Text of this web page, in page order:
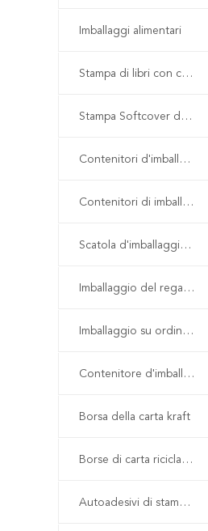
Imballaggi alimentari
Stampa di libri con copertina rigida
Stampa Softcover del libro
Contenitori d'imballaggio di scarpa
Contenitori di imballaggio dell'abbigliamento
Scatola d'imballaggio della parrucca
Imballaggio del regalo del contenitore di orologio
Imballaggio su ordinazione del regalo
Contenitore d'imballaggio di carta kraft
Borsa della carta kraft
Borse di carta riciclabili del regalo
Autoadesivi di stampa offset